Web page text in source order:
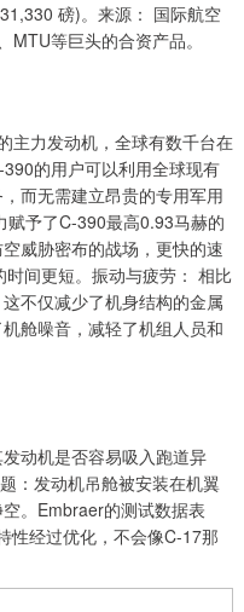
磅)。来源： 国际航空
等巨头的合资产品。
主力发动机，全球有数千台在
的用户可以利用全球现有
而无需建立昂贵的专用军用
予了C-390最高0.93马赫的
威胁密布的战场，更快的速
间更短。振动与疲劳： 相比
不仅减少了机身结构的金属
舱噪音，减轻了机组人员和
动机是否容易吸入跑道异
：发动机吊舱被安装在机翼
。Embraer的测试数据表
性经过优化，不会像C-17那